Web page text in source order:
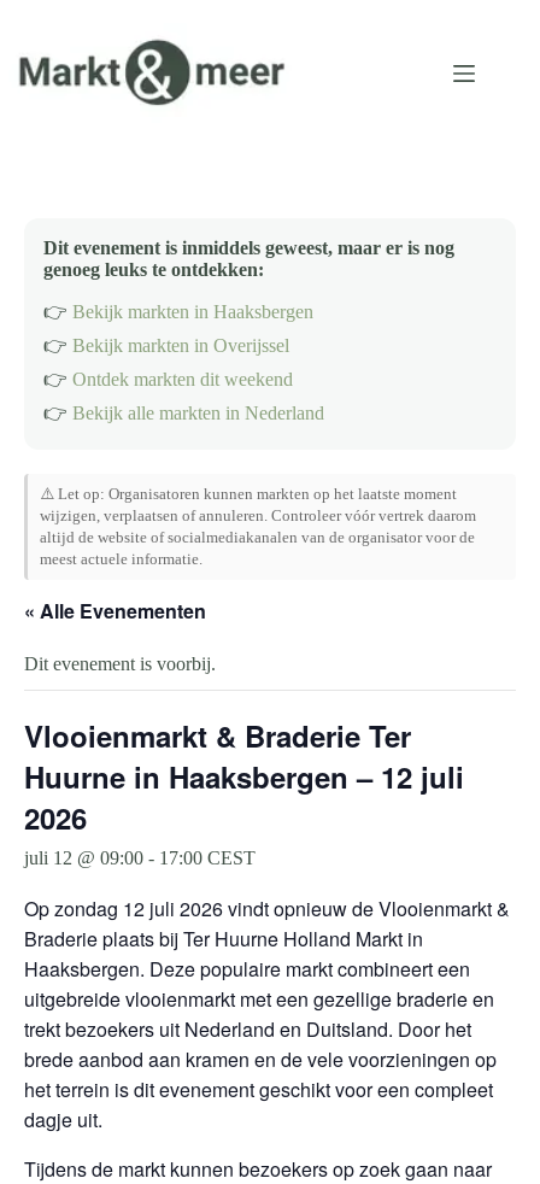
inhoud
Dit evenement is inmiddels geweest, maar er is nog
genoeg leuks te ontdekken:
👉 Bekijk markten in Haaksbergen
👉 Bekijk markten in Overijssel
👉 Ontdek markten dit weekend
👉 Bekijk alle markten in Nederland
⚠️ Let op: Organisatoren kunnen markten op het laatste moment
wijzigen, verplaatsen of annuleren. Controleer vóór vertrek daarom
altijd de website of socialmediakanalen van de organisator voor de
meest actuele informatie.
« Alle Evenementen
Dit evenement is voorbij.
Vlooienmarkt & Braderie Ter
Huurne in Haaksbergen – 12 juli
2026
juli 12 @ 09:00 - 17:00 CEST
Op zondag 12 juli 2026 vindt opnieuw de Vlooienmarkt &
Braderie plaats bij Ter Huurne Holland Markt in
Haaksbergen. Deze populaire markt combineert een
uitgebreide vlooienmarkt met een gezellige braderie en
trekt bezoekers uit Nederland en Duitsland. Door het
brede aanbod aan kramen en de vele voorzieningen op
het terrein is dit evenement geschikt voor een compleet
dagje uit.
Tijdens de markt kunnen bezoekers op zoek gaan naar